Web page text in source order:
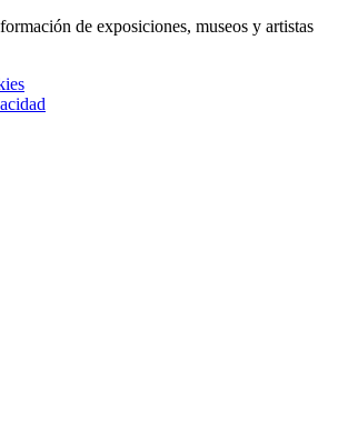
de exposiciones, museos y artistas